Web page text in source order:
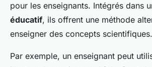
pour les enseignants. Intégrés dans
éducatif, ils offrent une méthode
enseigner des concepts scientifiques.
Par exemple, un enseignant peut